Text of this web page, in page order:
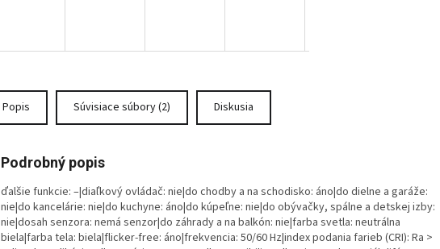
Popis Súvisiace súbory (2) Diskusia
Podrobný popis
ďalšie funkcie: –|diaľkový ovládač: nie|do chodby a na schodisko: áno|do dielne a garáže:
nie|do kancelárie: nie|do kuchyne: áno|do kúpeľne: nie|do obývačky, spálne a detskej izby:
nie|dosah senzora: nemá senzor|do záhrady a na balkón: nie|farba svetla: neutrálna
biela|farba tela: biela|flicker-free: áno|frekvencia: 50/60 Hz|index podania farieb (CRI): Ra >